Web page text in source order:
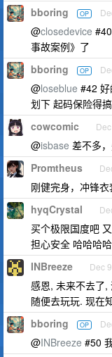
bboring OP
@closedevice
事故案例》了
bboring OP
@loseblue #42
划下 起码保险得
cowcomic
@isbase 差不多
Promtheus
刚健完身，冲锋衣
hyqCrystal
买个极限国度吧
担心安全 哈哈哈
INBreeze Dec
感恩, 未来不去了,
随便去玩玩. 现在
bboring OP
@INBreeze #50